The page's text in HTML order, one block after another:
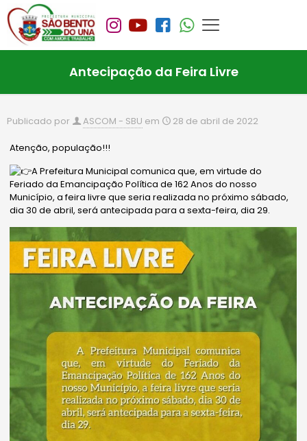
Antecipação da Feira Livre
Publicado por ASCOM - SBU em 28 de abril de 2022
Atenção, população!!!
A Prefeitura Municipal comunica que, em virtude do
Feriado da Emancipação Política de 162 Anos do nosso
Município, a feira livre que seria realizada no próximo sábado,
dia 30 de abril, será antecipada para a sexta-feira, dia 29.